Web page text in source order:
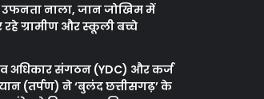
उफनता नाला, जान जोखिम में
ग्रामीण और स्कूली बच्चे
अधिकार संगठन (YDC) और कर्ज
(तर्पण) ने ‘बुलंद छत्तीसगढ़’ के